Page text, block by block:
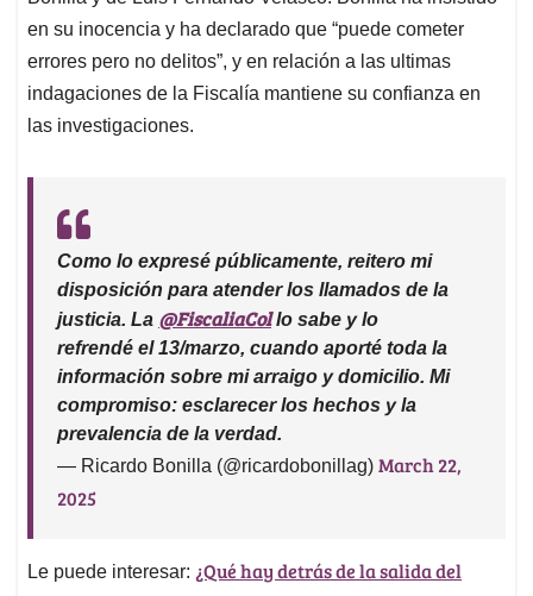
en su inocencia y ha declarado que “puede cometer
errores pero no delitos”, y en relación a las ultimas
indagaciones de la Fiscalía mantiene su confianza en
las investigaciones.
Como lo expresé públicamente, reitero mi
disposición para atender los llamados de la
justicia. La @FiscaliaCollo sabe y lo
refrendé el 13/marzo, cuando aporté toda la
información sobre mi arraigo y domicilio. Mi
compromiso: esclarecer los hechos y la
prevalencia de la verdad.
— Ricardo Bonilla (@ricardobonillag) March 22,
2025
Le puede interesar: ¿Qué hay detrás de la salida del